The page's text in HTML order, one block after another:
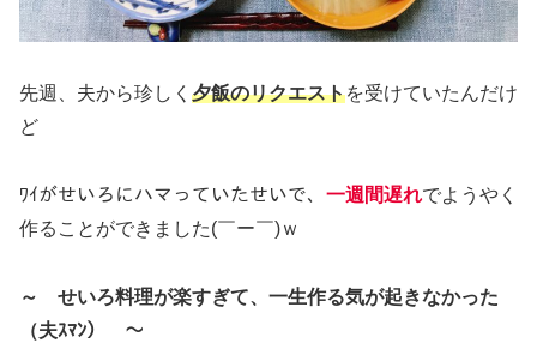
先週、夫から珍しく 夕飯のリクエストを受けていたんだけ
ど
ﾜｲがせいろにハマっていたせいで、 一週間遅れでようやく
作ることができました(￣ー￣)ｗ
～ せいろ料理が楽すぎて、一生作る気が起きなかった
（夫ｽﾏﾝ） ～